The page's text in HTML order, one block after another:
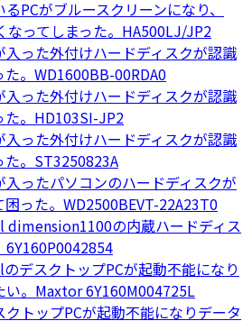
PCがブルースクリーンになり、
なってしまった。HA500LJ/JP2
入った外付けハードディスクが認識
た。WD1600BB-00RDA0
入った外付けハードディスクが認識
た。HD103SI-JP2
入った外付けハードディスクが認識
た。ST3250823A
入ったパソコンのハードディスクが
った。WD2500BEVT-22A23T0
dimension1100の内蔵ハードディス
6Y160P0042854
デスクトップPCが起動不能になり
い。Maxtor 6Y160M004725L
トップPCが起動不能になりデータ